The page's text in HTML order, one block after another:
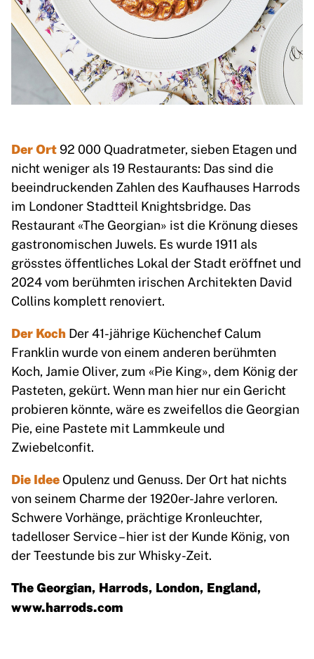
Der Ort 92 000 Quadratmeter, sieben Etagen und
nicht weniger als 19 Restaurants: Das sind die
beeindruckenden Zahlen des Kaufhauses Harrods
im Londoner Stadtteil Knightsbridge. Das
Restaurant «The Georgian» ist die Krönung dieses
gastronomischen Juwels. Es wurde 1911 als
grösstes öffentliches Lokal der Stadt eröffnet und
2024 vom berühmten irischen Architekten David
Collins komplett renoviert.
Der Koch Der 41-jährige Küchenchef Calum
Franklin wurde von einem anderen berühmten
Koch, Jamie Oliver, zum «Pie King», dem König der
Pasteten, gekürt. Wenn man hier nur ein Gericht
probieren könnte, wäre es zweifellos die Georgian
Pie, eine Pastete mit Lammkeule und
Zwiebelconfit.
Die Idee Opulenz und Genuss. Der Ort hat nichts
von seinem Charme der 1920er-Jahre verloren.
Schwere Vorhänge, prächtige Kronleuchter,
tadelloser Service – hier ist der Kunde König, von
der Teestunde bis zur Whisky-Zeit.
The Georgian, Harrods, London, England,
www.harrods.com